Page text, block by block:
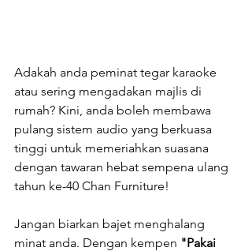
Adakah anda peminat tegar karaoke
atau sering mengadakan majlis di
rumah? Kini, anda boleh membawa
pulang sistem audio yang berkuasa
tinggi untuk memeriahkan suasana
dengan tawaran hebat sempena ulang
tahun ke-40 Chan Furniture!
Jangan biarkan bajet menghalang
minat anda. Dengan kempen "Pakai